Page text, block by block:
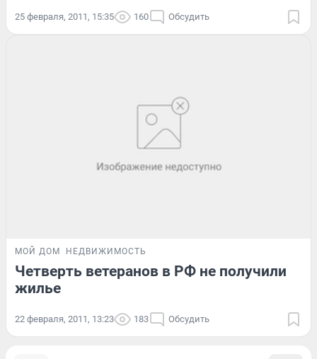
25 февраля, 2011, 15:35 160 Обсудить
МОЙ ДОМ НЕДВИЖИМОСТЬ
Четверть ветеранов в РФ не получили
жилье
22 февраля, 2011, 13:23 183 Обсудить